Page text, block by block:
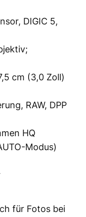
DIGIC 5,
cm (3,0 Zoll)
RAW, DPP
HQ
Modus)
für Fotos bei